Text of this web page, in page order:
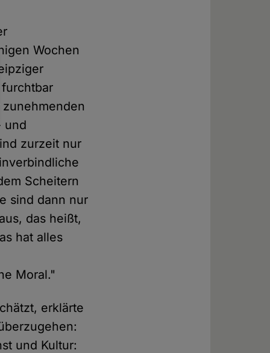
Wochen
und
zurzeit nur
Scheitern
sind dann nur
das heißt,
hat alles
Moral."
erklärte
und Kultur: